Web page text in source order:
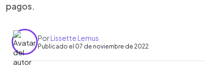
pagos.
PorLissette Lemus
Publicado el 07 de noviembre de 2022